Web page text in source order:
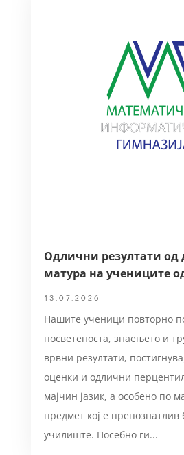
Одлични резултати од
матура на учениците
13.07.2026
Нашите ученици повторно
посветеноста, знаењето и
врвни резултати,
оценки и одлични
мајчин јазик, а особено по
предмет кој е
училиште. Посебно ги...